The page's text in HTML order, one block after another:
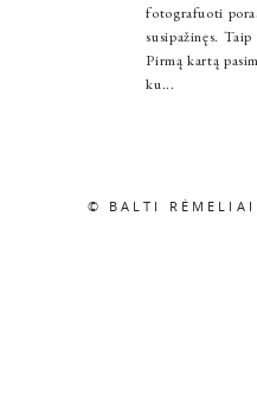
fotografuoti
susipažinęs.
Pirmą kartą
ku...
© BALTI RĖMELIAI